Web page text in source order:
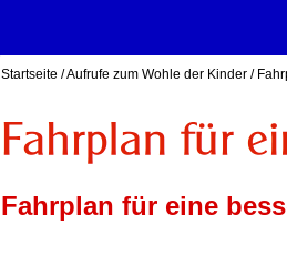
Startseite /Aufrufe zum Wohle der Kinder /
Fahrplan für eine